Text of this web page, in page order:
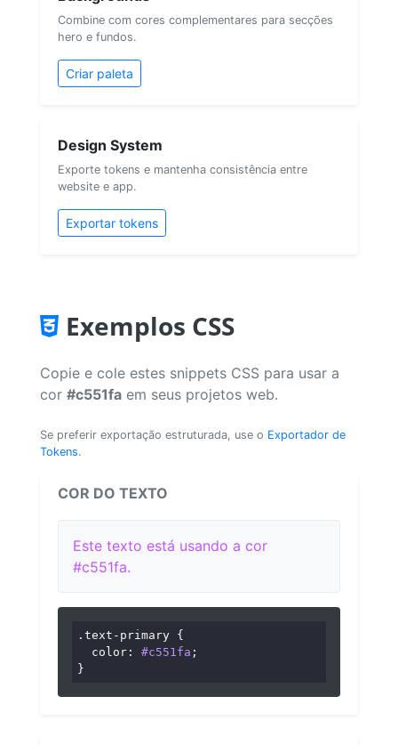
Combine com cores complementares para secções
hero e fundos.
Criar paleta
Design System
Exporte tokens e mantenha consistência entre
website e app.
Exportar tokens
Exemplos CSS
Copie e cole estes snippets CSS para usar a
cor #c551fa em seus projetos web.
Se preferir exportação estruturada, use o Exportador de
Tokens.
COR DO TEXTO
Este texto está usando a cor
#c551fa.
.text-primary {
color : #c551fa ;
}